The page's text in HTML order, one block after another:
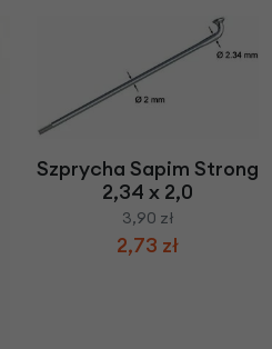
Szprycha Sapim Strong
2,34 x 2,0
3,90 zł
2,73 zł